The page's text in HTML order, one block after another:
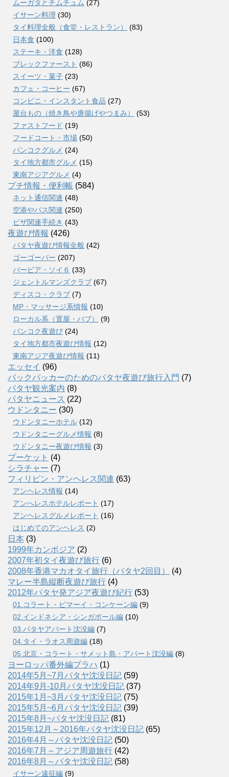
ムーガタとチムチュム (27)
イサーン料理 (30)
タイ料理全般（食堂・レストラン）
(83)
日本食 (100)
ステーキ・洋食 (128)
ブレックファースト (86)
スイーツ・菓子 (23)
カフェ・コーヒー (67)
コンビニ・インスタント食品 (27)
屋台もの（焼き鳥や唐揚げやつまみ）
(53)
ファストフード (19)
フードコート・市場 (50)
バンコクグルメ (24)
タイ地方都市グルメ (15)
東南アジアグルメ (4)
プチ情報・便利帳 (584)
ネット通信関連 (48)
空港やバス関連 (250)
ビザ関連手続き (43)
夜遊び情報 (426)
パタヤ夜遊び情報全般 (42)
ゴーゴーバー (207)
バービア・ソイ６ (33)
ジェントルマンズクラブ (67)
ディスコ・クラブ (7)
MP・マッサージ系情報 (10)
ローカル系（置屋・パブ）
(9)
バンコク夜遊び (24)
タイ地方都市夜遊び情報 (12)
東南アジア夜遊び情報 (11)
エッセイ (96)
バックパッカーのためのパタヤ夜遊び旅行入門 (7)
パタヤ観光案内 (8)
パタヤニュース (22)
ウドンタニー (30)
ウドンタニーホテル (12)
ウドンタニーグルメ情報 (8)
ウドンタニー夜遊び情報 (3)
プーケット (4)
シラチャー (7)
フィリピン・アンヘレス関連 (63)
アンヘレス情報 (14)
アンへレスホテルレポート (17)
アンヘレスグルメレポート (16)
はじめてのアンヘレス (2)
日本 (3)
1999年カンボジア (2)
2007年初タイ夜遊び旅行 (6)
2008年香港マカオタイ旅行（パタヤ2回目）
(4)
マレー半島縦断夜遊び旅行 (4)
2012年パタヤ発アジア夜遊び紀行 (53)
01.コラート・ピマーイ・コンケーン編 (9)
02.インドネシア・シンガポール編 (10)
03.パタヤアパート沈没編 (7)
04.タイ・ラオス周遊編 (18)
05.北京・コラート・サメット島・アパート沈没編 (8)
ヨーロッパ番外編プラハ (1)
2014年5月~7月パタヤ沈没日記 (59)
2014年9月-10月パタヤ沈没日記 (37)
2015年1月~3月パタヤ沈没日記 (75)
2015年5月~6月パタヤ沈没日記 (39)
2015年8月~パタヤ沈没日記 (81)
2015年12月～2016年パタヤ沈没日記 (65)
2016年4月～パタヤ沈没日記 (50)
2016年7月～アジア周遊旅行 (42)
2016年8月～パタヤ沈没日記 (58)
イサーン遠征編 (9)